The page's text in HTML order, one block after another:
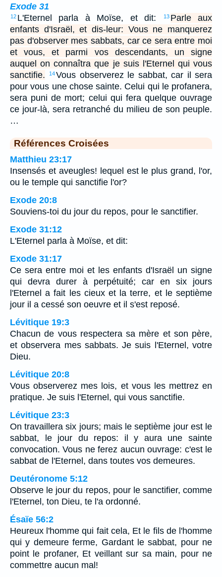
Exode 31
12 L'Eternel parla à Moïse, et dit: 13 Parle aux
enfants d'Israël, et dis-leur: Vous ne manquerez
pas d'observer mes sabbats, car ce sera entre moi
et vous, et parmi vos descendants, un signe
auquel on connaîtra que je suis l'Eternel qui vous
sanctifie.
14 Vous observerez le sabbat, car il sera
pour vous une chose sainte. Celui qui le profanera,
sera puni de mort; celui qui fera quelque ouvrage
ce jour-là, sera retranché du milieu de son peuple.
…
Références Croisées
Matthieu 23:17
Insensés et aveugles! lequel est le plus grand, l'or,
ou le temple qui sanctifie l'or?
Exode 20:8
Souviens-toi du jour du repos, pour le sanctifier.
Exode 31:12
L'Eternel parla à Moïse, et dit:
Exode 31:17
Ce sera entre moi et les enfants d'Israël un signe
qui devra durer à perpétuité; car en six jours
l'Eternel a fait les cieux et la terre, et le septième
jour il a cessé son oeuvre et il s'est reposé.
Lévitique 19:3
Chacun de vous respectera sa mère et son père,
et observera mes sabbats. Je suis l'Eternel, votre
Dieu.
Lévitique 20:8
Vous observerez mes lois, et vous les mettrez en
pratique. Je suis l'Eternel, qui vous sanctifie.
Lévitique 23:3
On travaillera six jours; mais le septième jour est le
sabbat, le jour du repos: il y aura une sainte
convocation. Vous ne ferez aucun ouvrage: c'est le
sabbat de l'Eternel, dans toutes vos demeures.
Deutéronome 5:12
Observe le jour du repos, pour le sanctifier, comme
l'Eternel, ton Dieu, te l'a ordonné.
Ésaïe 56:2
Heureux l'homme qui fait cela, Et le fils de l'homme
qui y demeure ferme, Gardant le sabbat, pour ne
point le profaner, Et veillant sur sa main, pour ne
commettre aucun mal!